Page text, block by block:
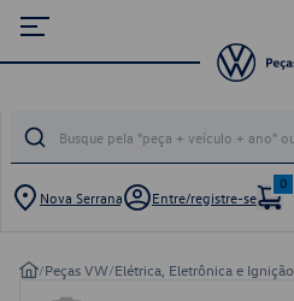
Nova Serrana Entre/registre-se
0
/Peças VW/Elétrica, Eletrônica e Ignição